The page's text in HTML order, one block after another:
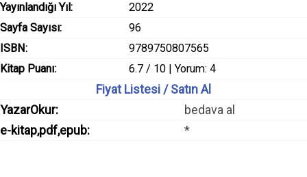
Yayınlandığı Yıl:
2022
Sayfa Sayısı:
96
ISBN:
9789750807565
Kitap Puanı:
6.7 / 10 | Yorum: 4
Fiyat Listesi / Satın Al
YazarOkur:
bedava al
e-kitap,pdf,epub:
*